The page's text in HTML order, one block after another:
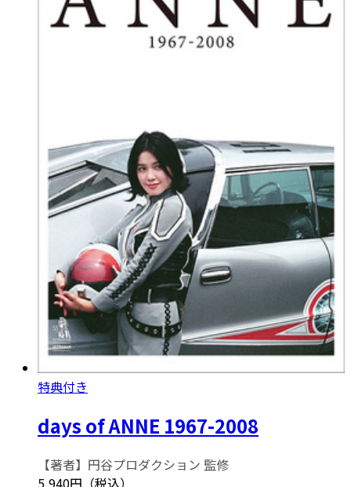
特典付き
days of ANNE 1967-2008
【著者】円谷プロダクション 監修
5,940円（税込）